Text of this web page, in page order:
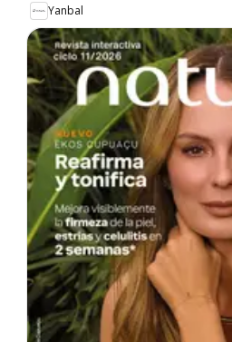
Yanbal